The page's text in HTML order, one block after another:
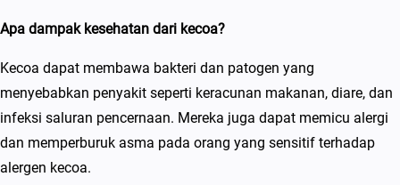
Apa dampak kesehatan dari kecoa?
Kecoa dapat membawa bakteri dan patogen yang
menyebabkan penyakit seperti keracunan makanan, diare, dan
infeksi saluran pencernaan. Mereka juga dapat memicu alergi
dan memperburuk asma pada orang yang sensitif terhadap
alergen kecoa.